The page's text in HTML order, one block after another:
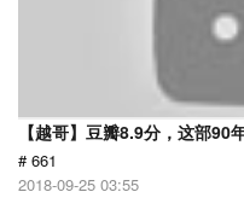
【越哥】豆瓣8.9分，这部90
# 661
2018-09-25 03:55